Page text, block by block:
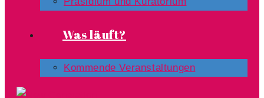
Was läuft?
Kommende Veranstaltungen